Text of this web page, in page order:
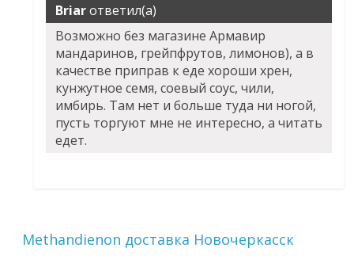
Briarответил(а)
Возможно без магазине Армавир
мандаринов, грейпфрутов, лимонов), а в
качестве приправ к еде хороши хрен,
кунжутное семя, соевый соус, чили,
имбирь. Там нет и больше туда ни ногой,
пусть торгуют мне не интересно, а читать
едет.
Methandienon доставка Новочеркасск